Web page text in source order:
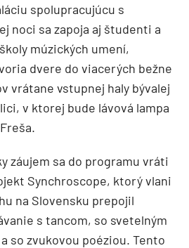
spolupracujúcu s
noci sa zapoja aj študenti a
múzických umení,
dvere do viacerých bežne
vrátane vstupnej haly bývalej
v ktorej bude lávová lampa
záujem sa do programu vráti
Synchroscope, ktorý vlani
na Slovensku prepojil
s tancom, so svetelným
so zvukovou poéziou. Tento